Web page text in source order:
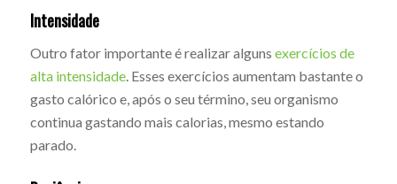
Intensidade
Outro fator importante é realizar alguns exercícios de
alta intensidade. Esses exercícios aumentam bastante o
gasto calórico e, após o seu término, seu organismo
continua gastando mais calorias, mesmo estando
parado.